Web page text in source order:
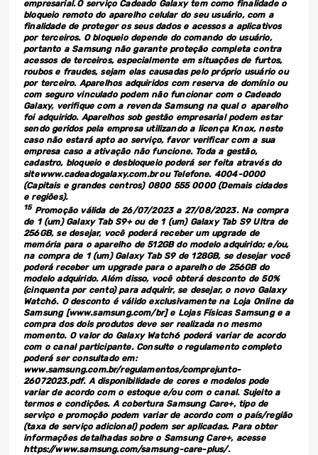
empresarial. O serviço Cadeado Galaxy tem como finalidade o
bloqueio remoto do aparelho celular do seu usuário, com a
finalidade de proteger os seus dados e acessos a aplicativos
por terceiros. O bloqueio depende do comando do usuário,
portanto a Samsung não garante proteção completa contra
acessos de terceiros, especialmente em situações de furtos,
roubos e fraudes, sejam elas causadas pelo próprio usuário ou
por terceiro. Aparelhos adquiridos com reserva de domínio ou
com seguro vinculado podem não funcionar com o Cadeado
Galaxy, verifique com a revenda Samsung na qual o aparelho
foi adquirido. Aparelhos sob gestão empresarial podem estar
sendo geridos pela empresa utilizando a licença Knox, neste
caso não estará apto ao serviço, favor verificar com a sua
empresa caso a ativação não funcione. Toda a gestão,
cadastro, bloqueio e desbloqueio poderá ser feita através do
site www.cadeadogalaxy.com.br ou Telefone. 4004-0000
(Capitais e grandes centros) 0800 555 0000 (Demais cidades
e regiões).
15Promoção válida de 26/07/2023 a 27/08/2023. Na compra
de 1 (um) Galaxy Tab S9+ ou de 1 (um) Galaxy Tab S9 Ultra de
256GB, se desejar, você poderá receber um upgrade de
memória para o aparelho de 512GB do modelo adquirido; e/ou,
na compra de 1 (um) Galaxy Tab S9 de 128GB, se desejar você
poderá receber um upgrade para o aparelho de 256GB do
modelo adquirido. Além disso, você obterá desconto de 50%
(cinquenta por cento) para adquirir, se desejar, o novo Galaxy
Watch6. O desconto é válido exclusivamente na Loja Online da
Samsung [www.samsung.com/br] e Lojas Físicas Samsung e a
compra dos dois produtos deve ser realizada no mesmo
momento. O valor do Galaxy Watch6 poderá variar de acordo
com o canal participante. Consulte o regulamento completo
poderá ser consultado em:
www.samsung.com.br/regulamentos/comprejunto-
26072023.pdf. A disponibilidade de cores e modelos pode
variar de acordo com o estoque e/ou com o canal. Sujeito a
termos e condições. A cobertura Samsung Care+, tipo de
serviço e promoção podem variar de acordo com o país/região
(taxa de serviço adicional) podem ser aplicadas. Para obter
informações detalhadas sobre o Samsung Care+, acesse
https://www.samsung.com/samsung-care-plus/.